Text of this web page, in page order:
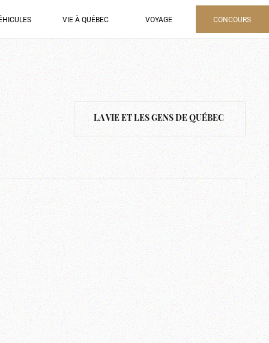
VIE À QUÉBEC VOYAGE CONCOURS
LA VIE ET LES GENS DE QUÉBEC